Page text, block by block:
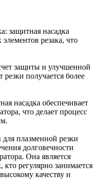
защитная насадка
резака, что
защиты и улучшенной
резки получается более
насадка обеспечивает
что делает процесс
плазменной резки
долговечности
Она является
регулярно занимается
качеству и